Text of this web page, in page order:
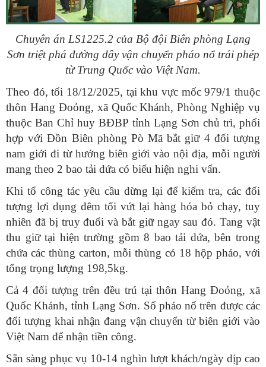
Chuyên án LS1225.2 của Bộ đội Biên phòng Lạng
Sơn triệt phá đường dây vận chuyển pháo nổ trái phép
từ Trung Quốc vào Việt Nam.
Theo đó, tối 18/12/2025, tại khu vực mốc 979/1 thuộc
thôn Hang Đoỏng, xã Quốc Khánh, Phòng Nghiệp vụ
thuộc Ban Chỉ huy BĐBP tỉnh Lạng Sơn chủ trì, phối
hợp với Đồn Biên phòng Pò Mã bắt giữ 4 đối tượng
nam giới đi từ hướng biên giới vào nội địa, mỗi người
mang theo 2 bao tải dứa có biểu hiện nghi vấn.
Khi tổ công tác yêu cầu dừng lại để kiểm tra, các đối
tượng lợi dụng đêm tối vứt lại hàng hóa bỏ chạy, tuy
nhiên đã bị truy đuổi và bắt giữ ngay sau đó. Tang vật
thu giữ tại hiện trường gồm 8 bao tải dứa, bên trong
chứa các thùng carton, mỗi thùng có 18 hộp pháo, với
tổng trọng lượng 198,5kg.
Cả 4 đối tượng trên đều trú tại thôn Hang Đoỏng, xã
Quốc Khánh, tỉnh Lạng Sơn. Số pháo nổ trên được các
đối tượng khai nhận đang vận chuyển từ biên giới vào
Việt Nam để nhận tiền công.
Sẵn sàng phục vụ 10-14 nghìn lượt khách/ngày dịp cao